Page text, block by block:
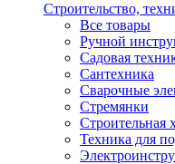
Строительство,
Все товары
Ручной
Садовая
Сантехника
Сварочные
Стремянки
Строительная
Техника для